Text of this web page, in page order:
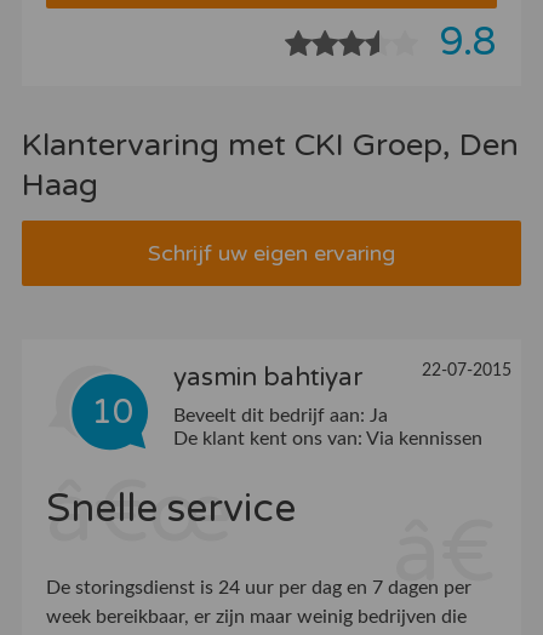
9.8
Klantervaring met CKI Groep, Den
Haag
Schrijf uw eigen ervaring
10
yasmin bahtiyar 22-07-2015
Beveelt dit bedrijf aan: Ja
De klant kent ons van: Via kennissen
Snelle service
De storingsdienst is 24 uur per dag en 7 dagen per
week bereikbaar, er zijn maar weinig bedrijven die